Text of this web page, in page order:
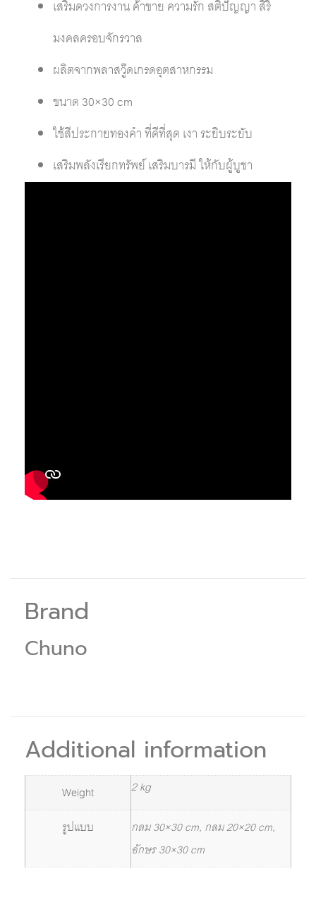
เสริมดวงการงาน ค้าขาย ความรัก สติปัญญา สิริ
มงคลครอบจักรวาล
ผลิตจากพลาสวู๊ดเกรดอุตสาหกรรม
ขนาด 30×30 cm
ใช้สีประกายทองคำ ที่ดีที่สุด เงา ระยิบระยับ
เสริมพลังเรียกทรัพย์ เสริมบารมี ให้กับผู้บูชา
Brand
Chuno
Additional information
Weight
2 kg
รูปแบบ
กลม 30×30 cm, กลม 20×20 cm,
อักษร 30×30 cm